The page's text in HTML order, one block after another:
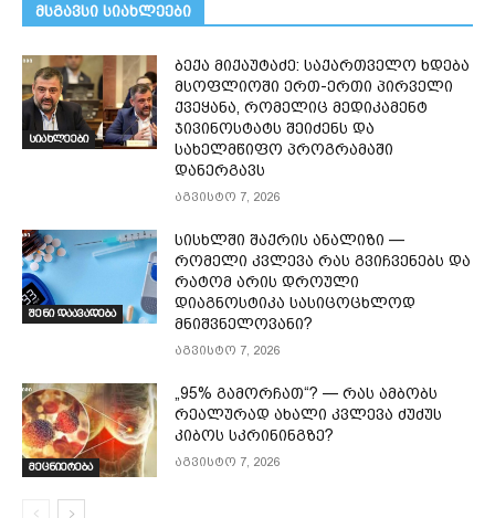
მსგავსი სიახლეები
სიახლეები
ბექა მიქაუტაძე: საქართველო ხდება
მსოფლიოში ერთ-ერთი პირველი
ქვეყანა, რომელიც მედიკამენტ
ჯივინოსტატს შეიძენს და
სახელმწიფო პროგრამაში
დანერგავს
აგვისტო 7, 2026
შენი დაავადება
სისხლში შაქრის ანალიზი —
რომელი კვლევა რას გვიჩვენებს და
რატომ არის დროული
დიაგნოსტიკა სასიცოცხლოდ
მნიშვნელოვანი?
აგვისტო 7, 2026
მეცნიერება
„95% გამორჩათ“? — რას ამბობს
რეალურად ახალი კვლევა ძუძუს
კიბოს სკრინინგზე?
აგვისტო 7, 2026